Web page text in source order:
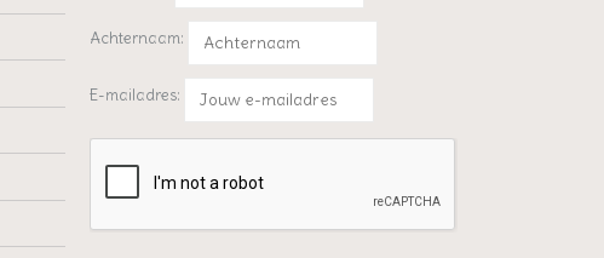
Achternaam:
E-mailadres: